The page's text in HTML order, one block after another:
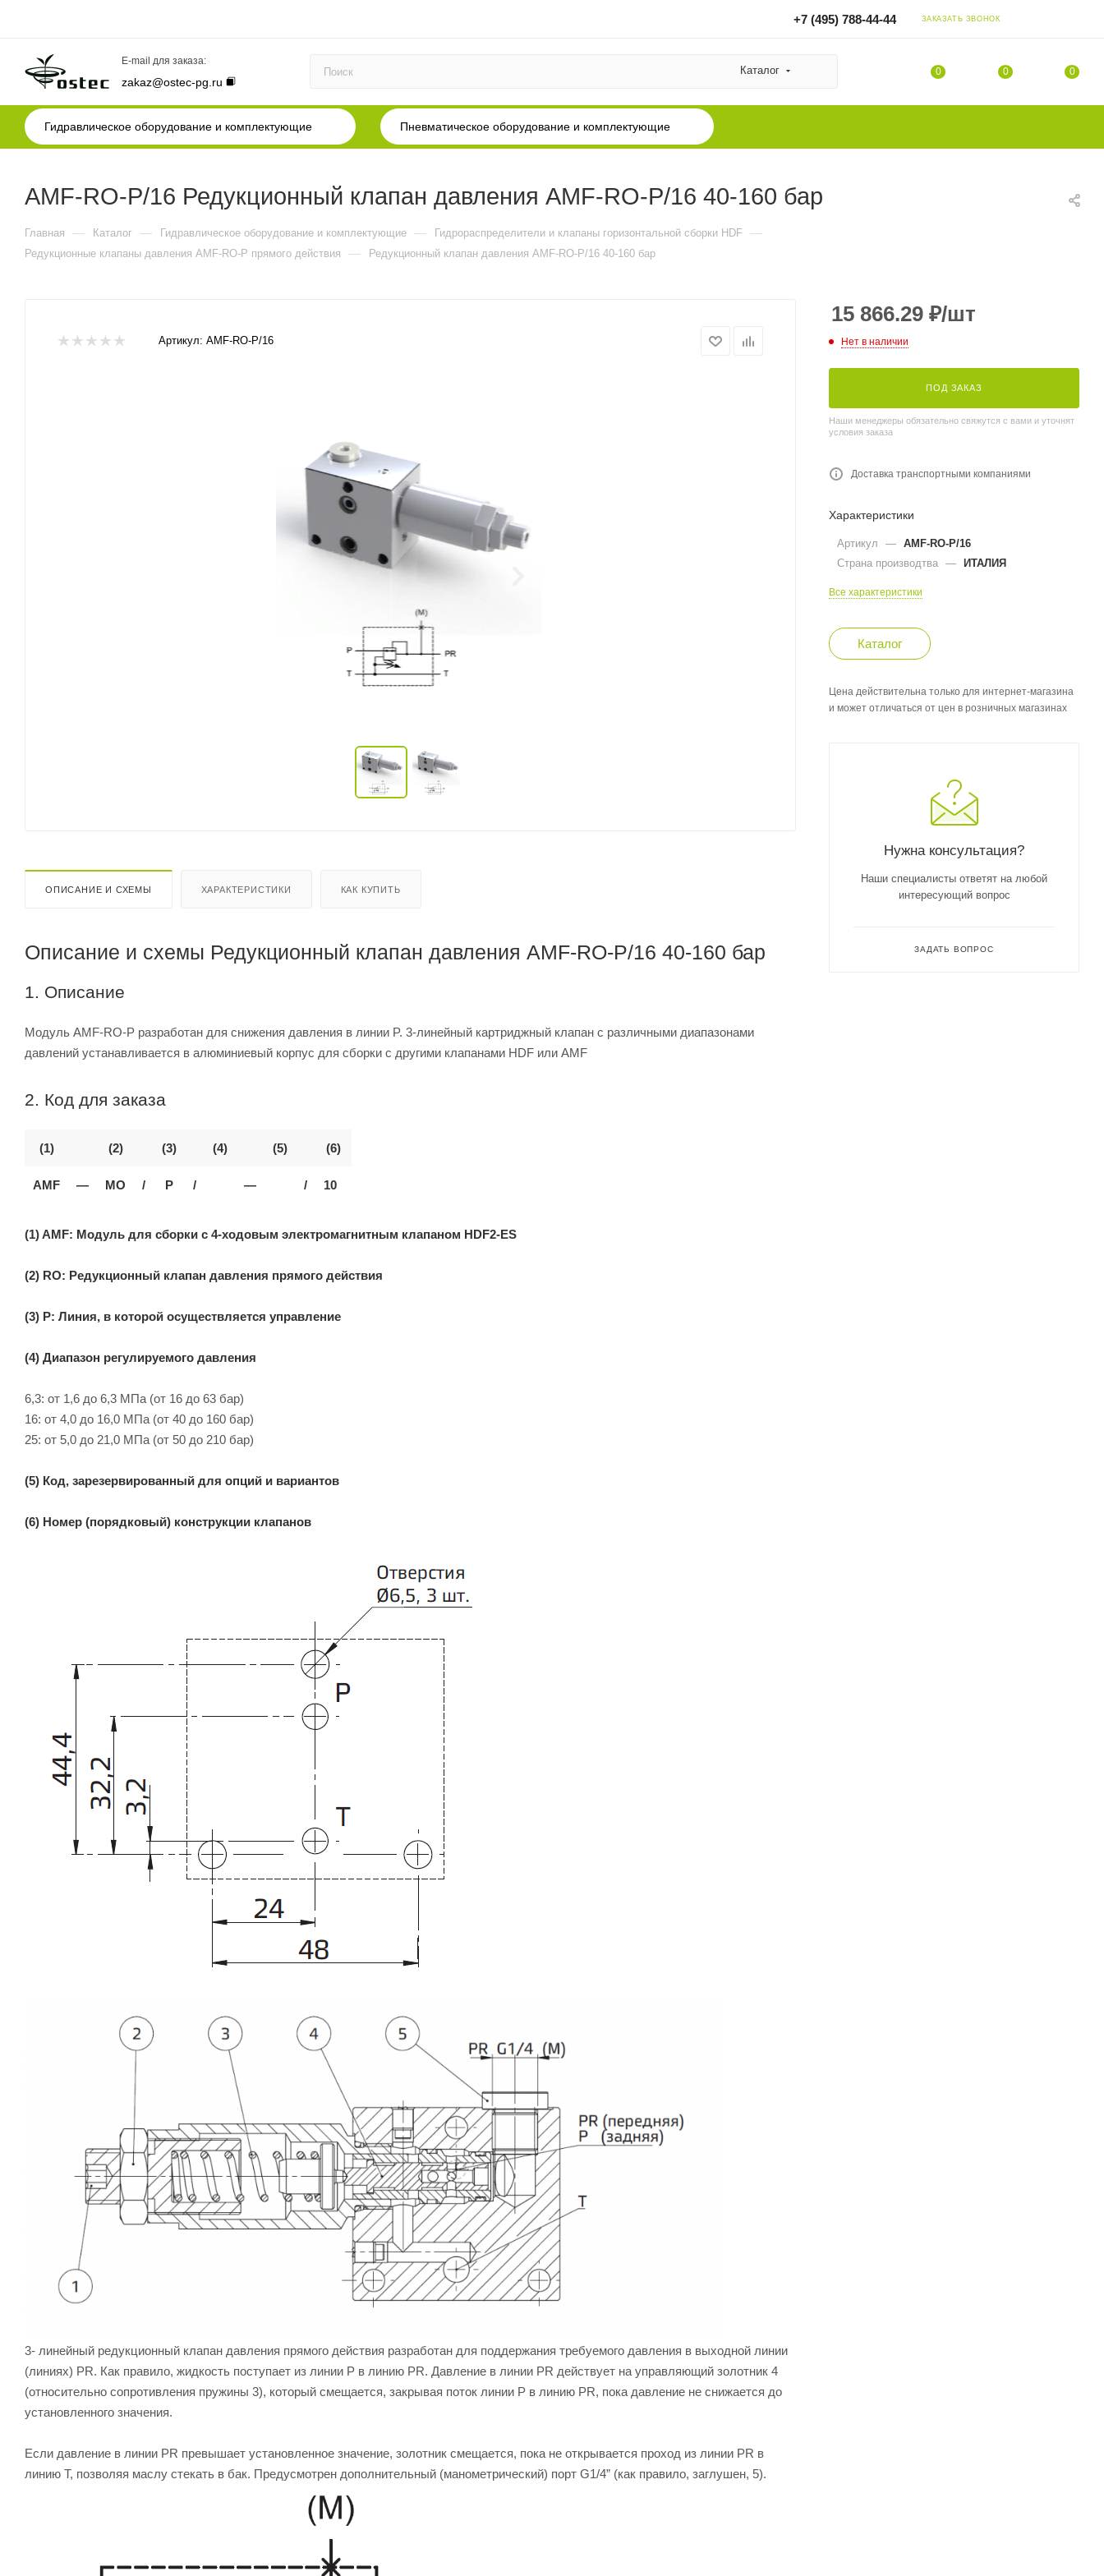
+7 (495) 788-44-44 ЗАКАЗАТЬ ЗВОНОК
E-mail для заказа:
zakaz@ostec-pg.ru
Каталог 0 0 0
Гидравлическое оборудование и комплектующие Пневматическое оборудование и комплектующие
AMF-RO-P/16 Редукционный клапан давления AMF-RO-P/16 40-160 бар
Главная — Каталог — Гидравлическое оборудование и комплектующие — Гидрораспределители и клапаны горизонтальной сборки HDF —
Редукционные клапаны давления AMF-RO-P прямого действия — Редукционный клапан давления AMF-RO-P/16 40-160 бар
Артикул: AMF-RO-P/16
ОПИСАНИЕ И СХЕМЫ ХАРАКТЕРИСТИКИ КАК КУПИТЬ
Описание и схемы Редукционный клапан давления AMF-RO-P/16 40-160 бар
1. Описание
Модуль AMF-RO-P разработан для снижения давления в линии P. 3-линейный картриджный клапан с различными диапазонами
давлений устанавливается в алюминиевый корпус для сборки с другими клапанами HDF или AMF
2. Код для заказа
(1) (2) (3) (4) (5) (6)
AMF — MO / Р / — / 10
(1) AMF: Модуль для сборки с 4-ходовым электромагнитным клапаном HDF2-ES
(2) RO: Редукционный клапан давления прямого действия
(3) P: Линия, в которой осуществляется управление
(4) Диапазон регулируемого давления
6,3: от 1,6 до 6,3 МПа (от 16 до 63 бар)
16: от 4,0 до 16,0 МПа (от 40 до 160 бар)
25: от 5,0 до 21,0 МПа (от 50 до 210 бар)
(5) Код, зарезервированный для опций и вариантов
(6) Номер (порядковый) конструкции клапанов
3- линейный редукционный клапан давления прямого действия разработан для поддержания требуемого давления в выходной линии
(линиях) PR. Как правило, жидкость поступает из линии P в линию PR. Давление в линии PR действует на управляющий золотник 4
(относительно сопротивления пружины 3), который смещается, закрывая поток линии P в линию PR, пока давление не снижается до
установленного значения.
Если давление в линии PR превышает установленное значение, золотник смещается, пока не открывается проход из линии PR в
линию T, позволяя маслу стекать в бак. Предусмотрен дополнительный (манометрический) порт G1/4” (как правило, заглушен, 5).
15 866.29 ₽/шт
Нет в наличии
ПОД ЗАКАЗ
Наши менеджеры обязательно свяжутся с вами и уточнят
условия заказа
Доставка транспортными компаниями
Характеристики
Артикул — AMF-RO-P/16
Страна производтва — ИТАЛИЯ
Все характеристики
Каталог
Цена действительна только для интернет-магазина
и может отличаться от цен в розничных магазинах
Нужна консультация?
Наши специалисты ответят на любой
интересующий вопрос
ЗАДАТЬ ВОПРОС